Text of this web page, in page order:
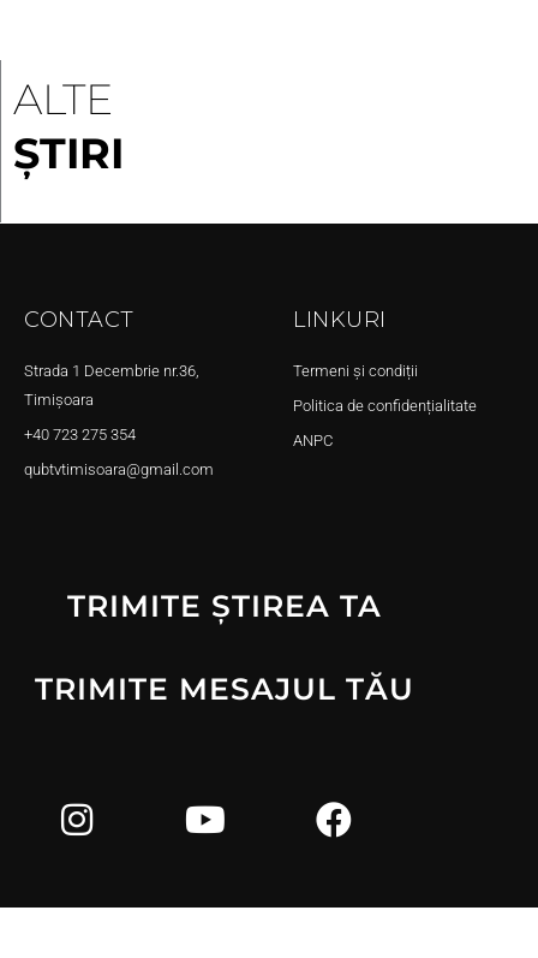
ALTE
ȘTIRI
CONTACT
Strada 1 Decembrie nr.36,
Timișoara
+40 723 275 354
qubtvtimisoara@gmail.com
LINKURI
Termeni și condiții
Politica de confidențialitate
ANPC
TRIMITE ȘTIREA TA
TRIMITE MESAJUL TĂU